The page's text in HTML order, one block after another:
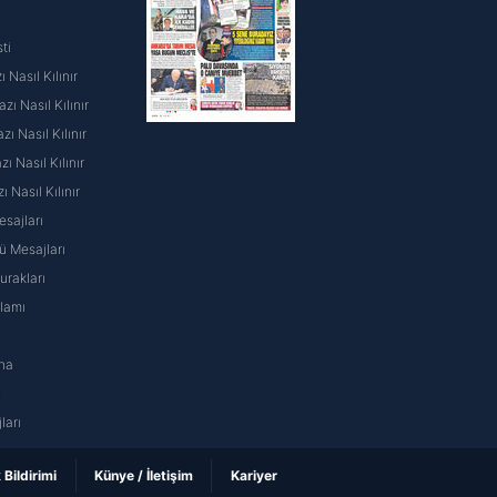
Nasıl Kılınır
Nasıl Kılınır
Nasıl Kılınır
Nasıl Kılınır
Nasıl Kılınır
Mesajları
Bildirimi Künye / İletişim Kariyer